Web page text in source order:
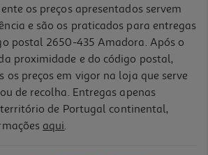
De Prata E Baratas 5un
os preços apresentados servem
e são os praticados para entregas
postal 2650-435 Amadora. Após o
proximidade e do código postal,
os preços em vigor na loja que serve
de recolha. Entregas apenas
de Portugal continental,
aqui.